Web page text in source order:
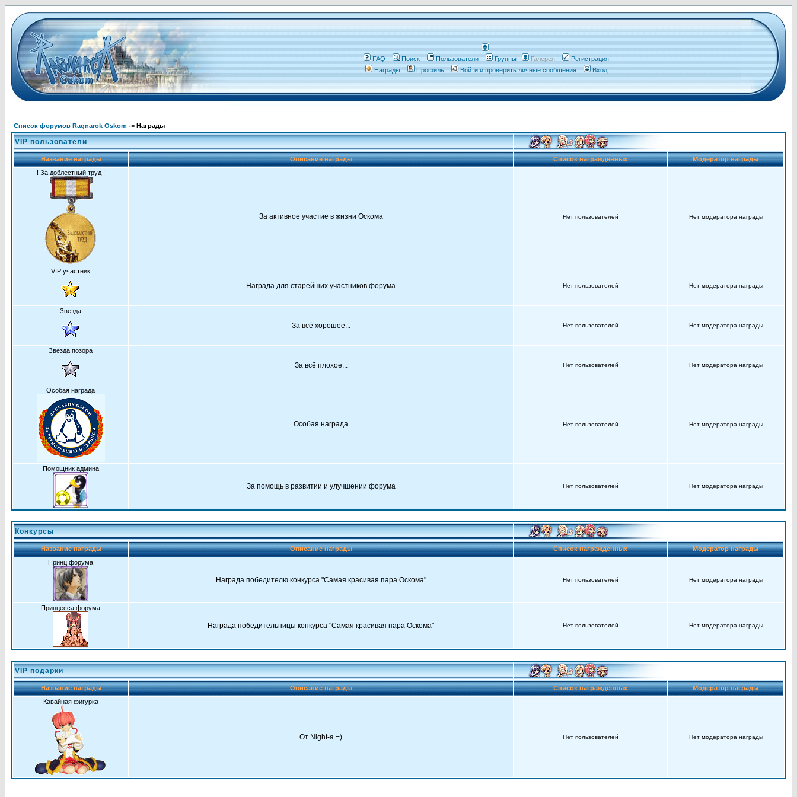
FAQ Поиск Пользователи Группы Галерея
Регистрация
Награды
Профиль Войти и проверить личные сообщения Вход
Список форумов Ragnarok Oskom -> Награды
VIP пользователи
Название награды Описание награды Список награжденных
Модератор награды
! За доблестный труд !
За активное участие в жизни Оскома Нет пользователей Нет модератора награды
VIP участник
Награда для старейших участников форума Нет пользователей Нет модератора награды
Звезда
За всё хорошее... Нет пользователей Нет модератора награды
Звезда позора
За всё плохое... Нет пользователей Нет модератора награды
Особая награда
Особая награда Нет пользователей Нет модератора награды
Помощник админа
За помощь в развитии и улучшении форума Нет пользователей Нет модератора награды
Конкурсы
Название награды Описание награды Список награжденных
Модератор награды
Принц форума
Награда победителю конкурса "Самая красивая пара Оскома" Нет пользователей Нет модератора награды
Принцесса форума
Награда победительницы конкурса "Самая красивая пара Оскома" Нет пользователей Нет модератора награды
VIP подарки
Название награды Описание награды Список награжденных
Модератор награды
Кавайная фигурка
От Night-a =) Нет пользователей Нет модератора награды